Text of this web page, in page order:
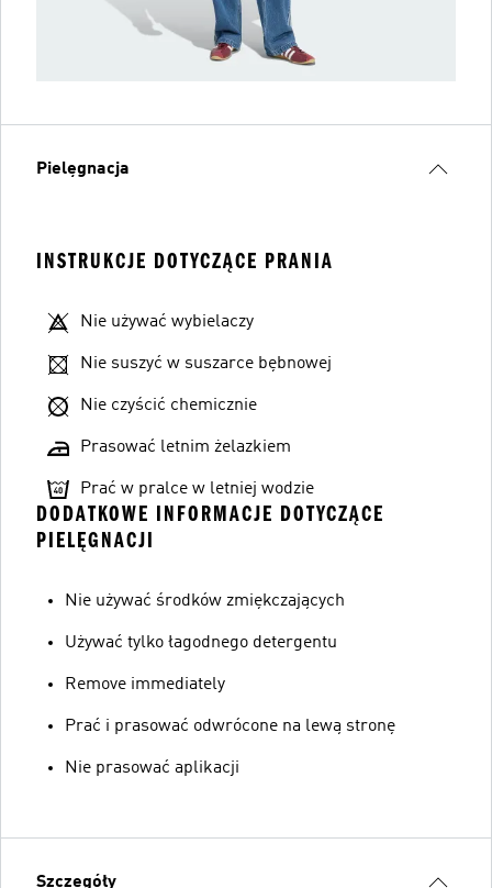
Pielęgnacja
INSTRUKCJE DOTYCZĄCE PRANIA
Nie używać wybielaczy
Nie suszyć w suszarce bębnowej
Nie czyścić chemicznie
Prasować letnim żelazkiem
Prać w pralce w letniej wodzie
DODATKOWE INFORMACJE DOTYCZĄCE
PIELĘGNACJI
Nie używać środków zmiękczających
Używać tylko łagodnego detergentu
Remove immediately
Prać i prasować odwrócone na lewą stronę
Nie prasować aplikacji
Szczegóły